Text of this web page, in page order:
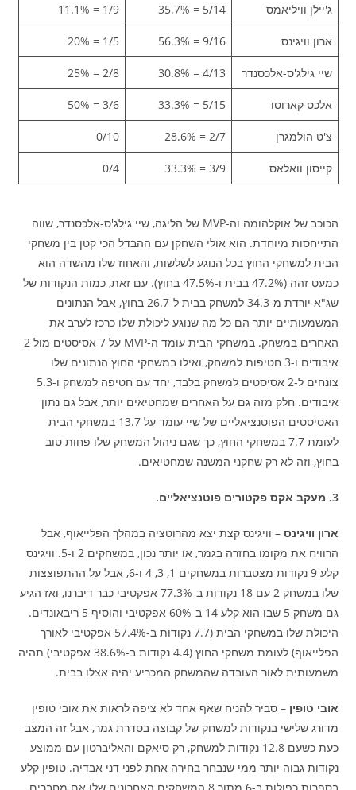
ג'יילן וויליאמס 5/14 = 35.7%
1/9 = 11.1%
ארון וויגינס 9/16 = 56.3%
1/5 = 20%
שיי גילג'ס-אלכסנדר 4/13 = 30.8%
2/8 = 25%
אלכס קארוסו 5/15 = 33.3%
3/6 = 50%
צ'ט הולמגרן 2/7 = 28.6%
0/10
קייסון וואלאס 3/9 = 33.3%
0/4
הכוכב של אוקלהומה וה-MVP של הליגה, שיי גילג'ס-אלכסנדר, שווה
התייחסות מיוחדת. הוא אולי השחקן עם ההבדל הכי קטן בין משחקי
הבית למשחקי החוץ בכל הנוגע לשלשות, והאחוז שלו מהשדה הוא
כמעט זהה (47.2% בבית ו-47.5% בחוץ). עם זאת, כמות הנקודות של
שג"א יורדת מ-34.3 למשחק בבית ל-26.7 בחוץ, אבל הנתונים
המשמעותיים יותר הם כל מה שנוגע ליכולת שלו כרכז לערב את
האחרים במשחק. במשחקי הבית עומד ה-MVP על 7 אסיסטים מול 2
איבודים ו-3 חטיפות למשחק, ואילו במשחקי החוץ הנתונים שלו
צונחים ל-2 אסיסטים למשחק בלבד, יחד עם חטיפה למשחק ו-5.3
איבודים. חלק מזה גם על האחרים שמחטיאים יותר, אבל גם נתון
האסיסטים הפוטנציאליים של שיי עומד על 13.7 במשחקי הבית
לעומת
7.7 במשחקי החוץ, כך שגם ניהול המשחק שלו פחות טוב
בחוץ, וזה לא רק שחקני המשנה שמחטיאים.
3. מעקב אקס פקטורים פוטנציאליים.
ארון וויגינס – וויגינס קצת יצא מהרוטציה במהלך הפלייאוף, אבל
הרוויח את מקומו בחזרה בגמר, או יותר נכון, במשחקים 2 ו-5. וויגינס
קלע 9 נקודות מצטברות במשחקים 1, 3, 4 ו-6, אבל על ההתפוצצות
שלו במשחק 2 עם 18 נקודות ב-77.3% אפקטיבי כבר דיברנו, ואז הגיע
גם משחק 5 שבו הוא קלע 14 ב-60% אפקטיבי והוסיף 5 ריבאונדים.
היכולת שלו במשחקי הבית (7.7 נקודות ב-57.4% אפקטיבי לאורך
הפלייאוף) לעומת משחקי החוץ (4.4 נקודות ב-38.6% אפקטיבי) תהיה
משמעותית לאור העובדה שהמשחק המכריע יהיה אצלו בבית.
אובי טופין – סביר להניח שאף אחד לא ציפה לראות את אובי טופין
מדורג שלישי בנקודות למשחק של קבוצה בסדרת גמר, אבל זה המצב
כעת כשעם 12.8 נקודות למשחק, רק סיאקם והאליברטון עם ממוצע
נקודות גבוה יותר ממי שנבחר בחירה אחת לפני דני אבדיה. טופין קלע